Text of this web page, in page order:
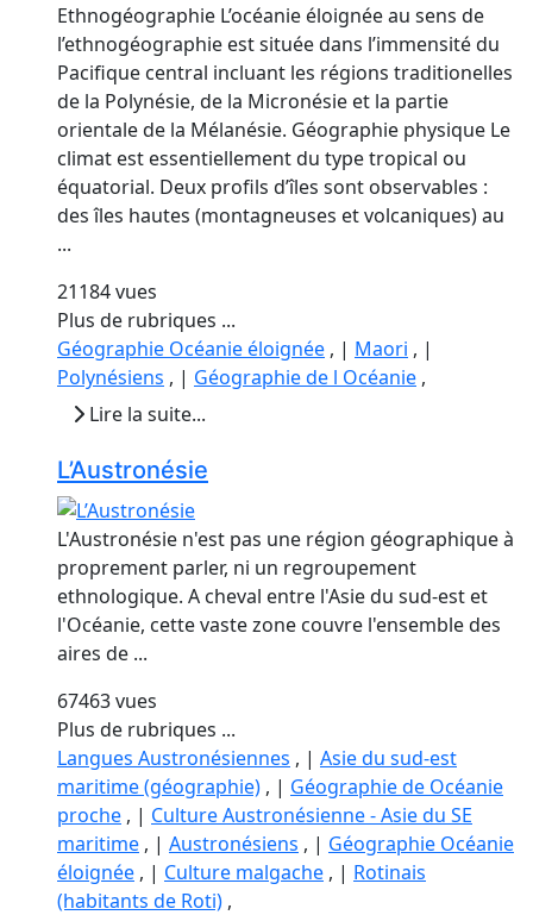
Ethnogéographie L’océanie éloignée au sens de
l’ethnogéographie est située dans l’immensité du
Pacifique central incluant les régions traditionelles
de la Polynésie, de la Micronésie et la partie
orientale de la Mélanésie. Géographie physique Le
climat est essentiellement du type tropical ou
équatorial. Deux profils d’îles sont observables :
des îles hautes (montagneuses et volcaniques) au
...
21184 vues
Plus de rubriques ...
Géographie Océanie éloignée , | Maori , |
Polynésiens , | Géographie de l Océanie ,
Lire la suite...
L’Austronésie
L'Austronésie n'est pas une région géographique à
proprement parler, ni un regroupement
ethnologique. A cheval entre l'Asie du sud-est et
l'Océanie, cette vaste zone couvre l'ensemble des
aires de ...
67463 vues
Plus de rubriques ...
Langues Austronésiennes , | Asie du sud-est
maritime (géographie) , | Géographie de Océanie
proche , | Culture Austronésienne - Asie du SE
maritime , | Austronésiens , | Géographie Océanie
éloignée , | Culture malgache , | Rotinais
(habitants de Roti) ,